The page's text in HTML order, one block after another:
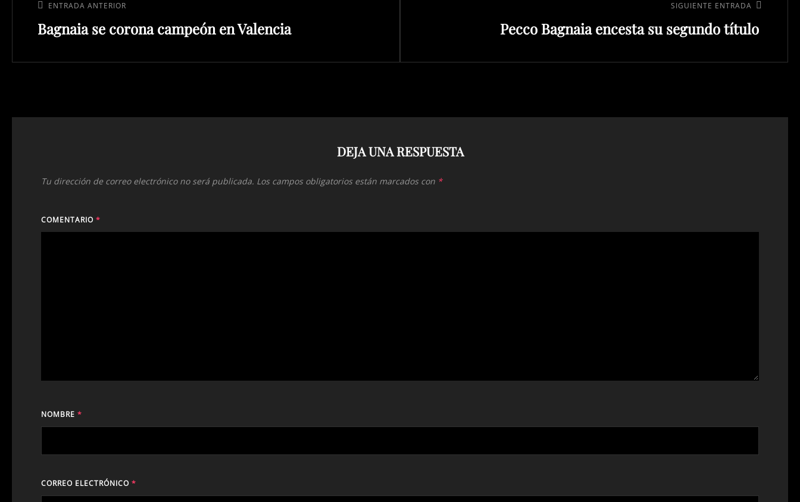
ENTRADA ANTERIOR
Bagnaia se corona campeón en Valencia
SIGUIENTE ENTRADA
Pecco Bagnaia encesta su segundo título
DEJA UNA RESPUESTA
Tu dirección de correo electrónico no será publicada. Los campos obligatorios están marcados con *
COMENTARIO *
NOMBRE *
CORREO ELECTRÓNICO *